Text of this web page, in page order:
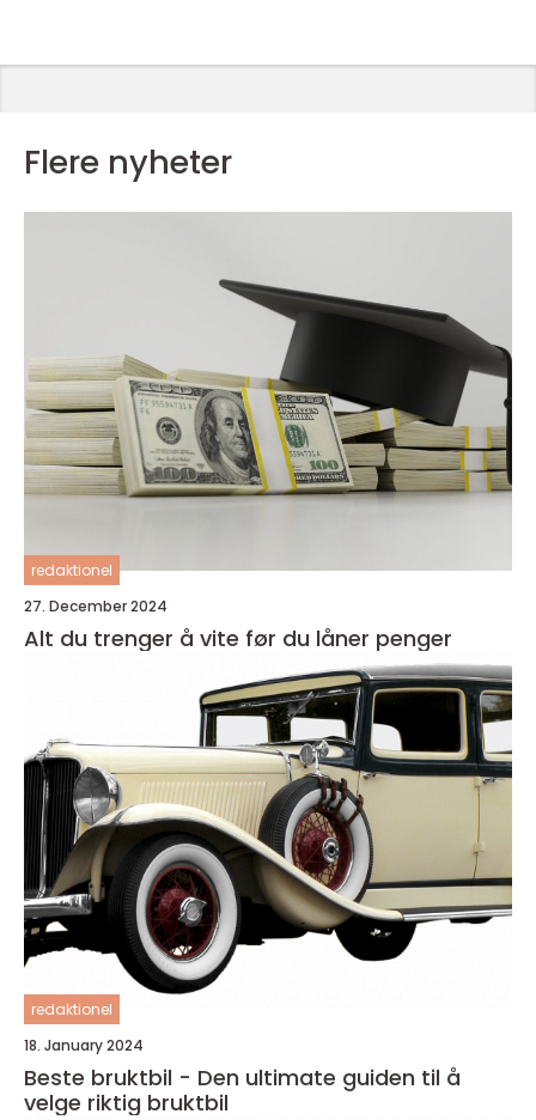
Flere nyheter
redaktionel
27. December 2024
Alt du trenger å vite før du låner penger
redaktionel
18. January 2024
Beste bruktbil - Den ultimate guiden til å
velge riktig bruktbil